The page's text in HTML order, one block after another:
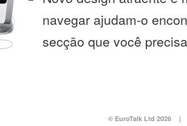
navegar ajudam-o
secção que você
© EuroTalk Ltd 2026 |